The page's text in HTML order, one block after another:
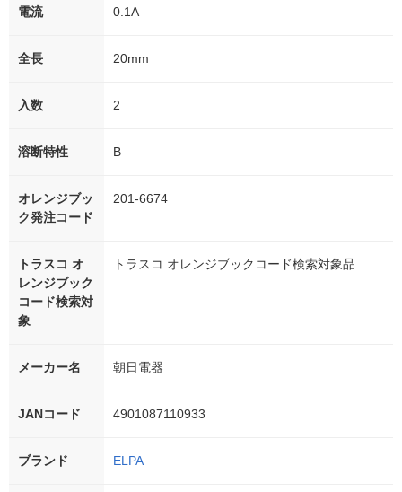
電流 0.1A
全長 20mm
入数 2
溶断特性 B
オレンジブッ
ク発注コード
201-6674
トラスコ オ
レンジブック
コード検索対
象
トラスコ オレンジブックコード検索対象品
メーカー名 朝日電器
JANコード 4901087110933
ブランド ELPA